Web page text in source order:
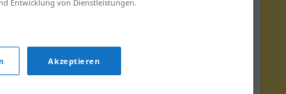
Entwicklung von Dienstleistungen.
Akzeptieren